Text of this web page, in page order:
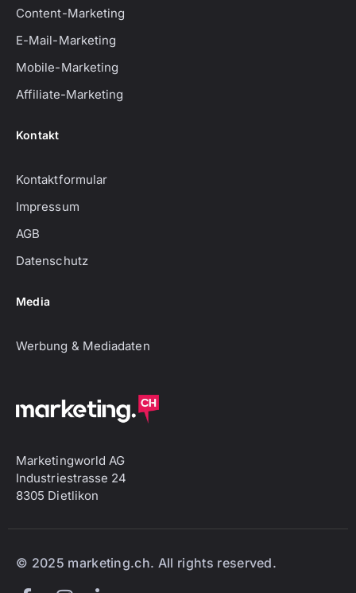
Content-Marketing
E-Mail-Marketing
Mobile-Marketing
Affiliate-Marketing
Kontakt
Kontaktformular
Impressum
AGB
Datenschutz
Media
Werbung & Mediadaten
Marketingworld AG
Industriestrasse 24
8305 Dietlikon
© 2025 marketing.ch. All rights reserved.